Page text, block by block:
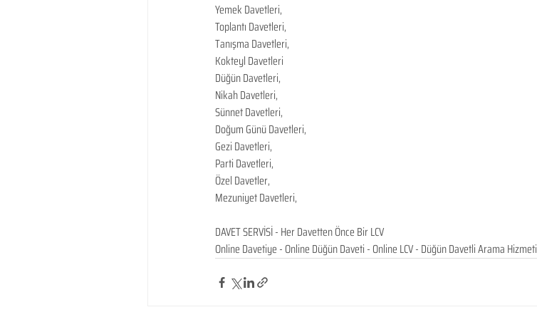
Yemek Davetleri,
Toplantı Davetleri,
Tanışma Davetleri,
Kokteyl Davetleri
Düğün Davetleri,
Nikah Davetleri,
Sünnet Davetleri,
Doğum Günü Davetleri,
Gezi Davetleri,
Parti Davetleri,
Özel Davetler,
Mezuniyet Davetleri,
DAVET SERVİSİ - Her Davetten Önce Bir LCV
Online Davetiye - Online Düğün Daveti - Online LCV - Düğün Davetli Arama Hizmeti